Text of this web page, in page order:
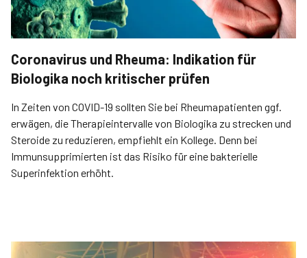
Coronavirus und Rheuma: Indikation für
Biologika noch kritischer prüfen
In Zeiten von COVID-19 sollten Sie bei Rheumapatienten ggf.
erwägen, die Therapieintervalle von Biologika zu strecken und
Steroide zu reduzieren, empfiehlt ein Kollege. Denn bei
Immunsupprimierten ist das Risiko für eine bakterielle
Superinfektion erhöht.